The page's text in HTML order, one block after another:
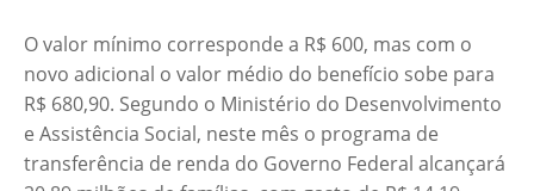
O valor mínimo corresponde a R$ 600, mas com o
novo adicional o valor médio do benefício sobe para
R$ 680,90. Segundo o Ministério do Desenvolvimento
e Assistência Social, neste mês o programa de
transferência de renda do Governo Federal alcançará